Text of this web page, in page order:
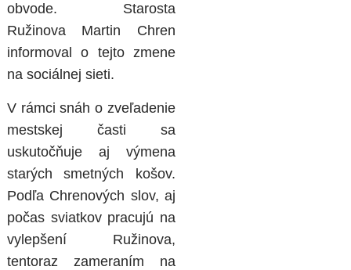
obvode. Starosta
Ružinova Martin Chren
informoval o tejto zmene
na sociálnej sieti.
V rámci snáh o zveľadenie
mestskej časti sa
uskutočňuje aj výmena
starých smetných košov.
Podľa Chrenových slov, aj
počas sviatkov pracujú na
vylepšení Ružinova,
tentoraz zameraním na